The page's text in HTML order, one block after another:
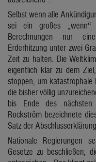
Selbst wenn alle
sei ein großes
Berechnungen nur
Erderhitzung unter zwei
Zeit zu halten. Die
eigentlich klar zu dem
stoppen, um katastrophale
die bisher völlig
bis Ende des nächsten
Rockström bezeichnete
Satz der
Nationale Regierungen
Gesetze zu beschließen,